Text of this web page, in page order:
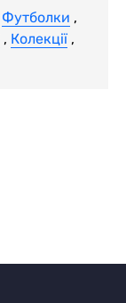
Футболки ,
, Колекції ,